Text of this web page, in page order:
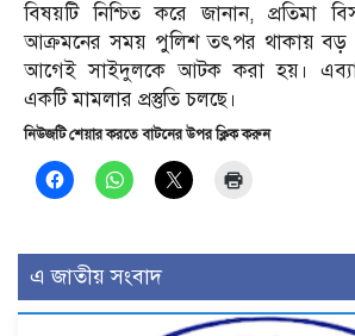
বিষয়টি নিশ্চিত করে জানান, প্রতিমা
আক্রমনের সময় পুলিশ তৎপর থাকায় বড়
আগেই সাইদুলকে আটক করা হয়।
একটি মামলার প্রস্তুতি চলছে।
নিউজটি শেয়ার করতে বাটনের উপর ক্লিক করুন
এ জাতীয় সংবাদ